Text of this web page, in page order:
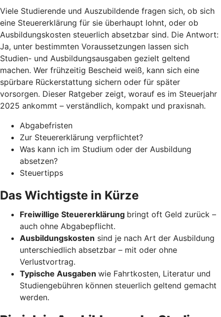
Viele Studierende und Auszubildende fragen sich, ob sich
eine Steuererklärung für sie überhaupt lohnt, oder ob
Ausbildungskosten steuerlich absetzbar sind. Die Antwort:
Ja, unter bestimmten Voraussetzungen lassen sich
Studien- und Ausbildungsausgaben gezielt geltend
machen. Wer frühzeitig Bescheid weiß, kann sich eine
spürbare Rückerstattung sichern oder für später
vorsorgen. Dieser Ratgeber zeigt, worauf es im Steuerjahr
2025 ankommt – verständlich, kompakt und praxisnah.
Abgabefristen
Zur Steuererklärung verpflichtet?
Was kann ich im Studium oder der Ausbildung
absetzen?
Steuertipps
Das Wichtigste in Kürze
Freiwillige Steuererklärung bringt oft Geld zurück –
auch ohne Abgabepflicht.
Ausbildungskosten sind je nach Art der Ausbildung
unterschiedlich absetzbar – mit oder ohne
Verlustvortrag.
Typische Ausgaben wie Fahrtkosten, Literatur und
Studiengebühren können steuerlich geltend gemacht
werden.